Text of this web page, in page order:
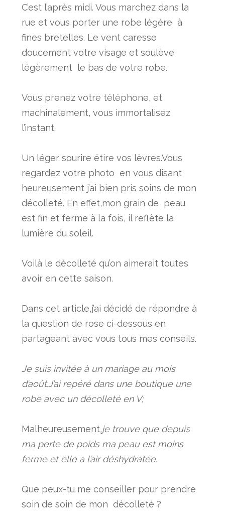
C’est l’après midi. Vous marchez dans la
rue et vous porter une robe légère à
fines bretelles. Le vent caresse
doucement votre visage et soulève
légèrement le bas de votre robe.
Vous prenez votre téléphone, et
machinalement, vous immortalisez
l’instant.
Un léger sourire étire vos lèvres.Vous
regardez votre photo en vous disant
heureusement j’ai bien pris soins de mon
décolleté. En effet,mon grain de peau
est fin et ferme à la fois, il reflète la
lumière du soleil.
Voilà le décolleté qu’on aimerait toutes
avoir en cette saison.
Dans cet article,j’ai décidé de répondre à
la question de rose ci-dessous en
partageant avec vous tous mes conseils.
Je suis invitée à un mariage au mois
d’août.J’ai repéré dans une boutique une
robe avec un décolleté en V;
Malheureusement,je trouve que depuis
ma perte de poids ma peau est moins
ferme et elle a l’air déshydratée.
Que peux-tu me conseiller pour prendre
soin de soin de mon décolleté ?